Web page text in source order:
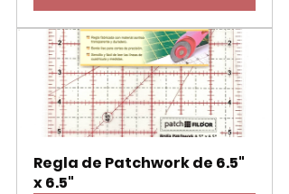
Regla de Patchwork de 6.5"
x 6.5"